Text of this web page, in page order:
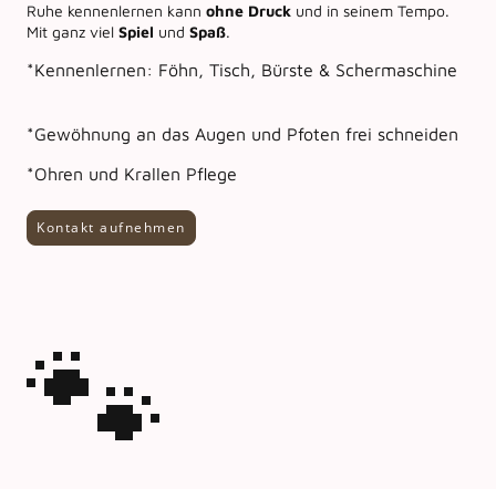
Ruhe kennenlernen kann ohne Druck und in seinem Tempo.
Mit ganz viel Spiel und Spaß.
*Kennenlernen: Föhn, Tisch, Bürste & Schermaschine
*Gewöhnung an das Augen und Pfoten frei schneiden
*Ohren und Krallen Pflege
Kontakt aufnehmen
🐾